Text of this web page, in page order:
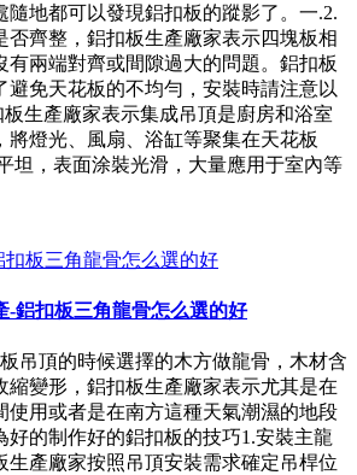
隨地都可以發現鋁扣板的蹤影了。一.2.
否齊整，鋁扣板生產廠家表示四塊板相
有兩端對齊或間隙過大的問題。鋁扣板
避免天花板的不均勻，安裝時請注意以
生產廠家表示集成吊頂是廚房和浴室
將燈光、風扇、浴缸等聚集在天花板
坦，表面涂裝光滑，大量應用于室內等
-鋁扣板三角龍骨怎么選的好
吊頂的時候選擇的木方做龍骨，木材含
縮變形，鋁扣板生產廠家表示尤其是在
使用或者是在南方這種天氣潮濕的地段
好的制作好的鋁扣板的技巧1.安裝主龍
生產廠家按照吊頂安裝需求確定吊桿位